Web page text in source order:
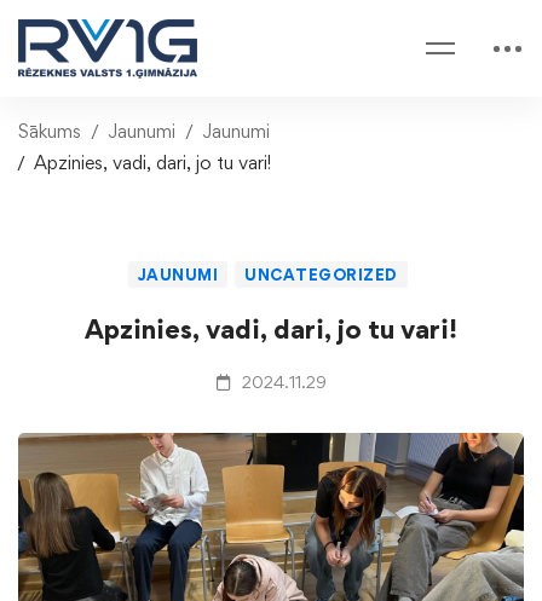
Sākums Jaunumi
Jaunumi
Apzinies, vadi, dari, jo tu vari!
JAUNUMI UNCATEGORIZED
Apzinies, vadi, dari, jo tu vari!
2024.11.29